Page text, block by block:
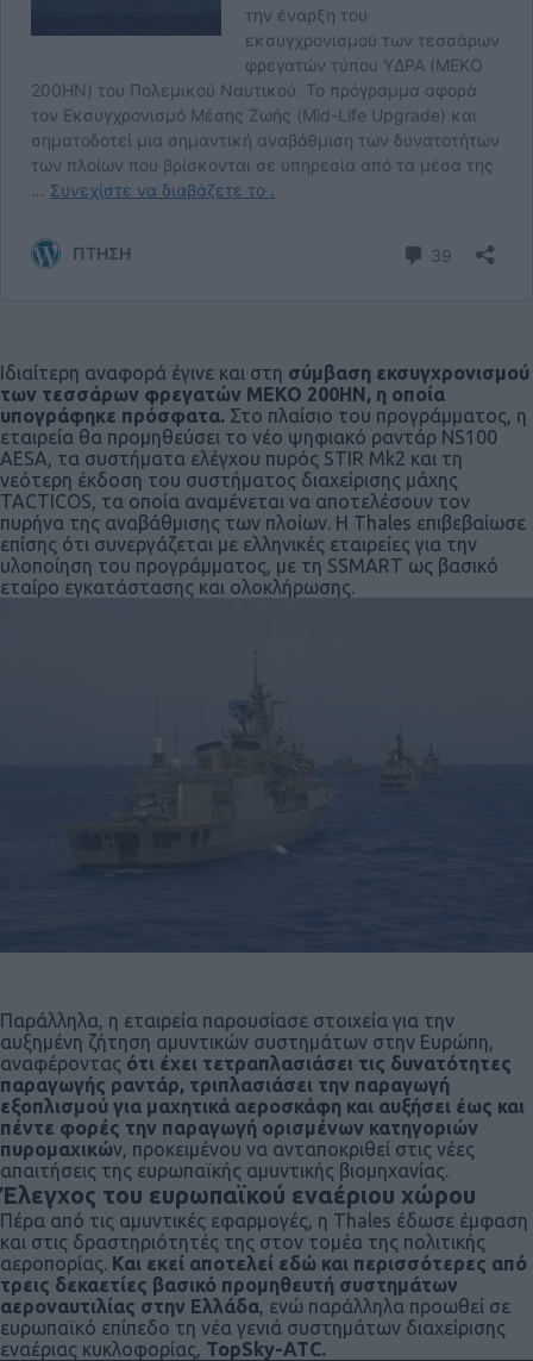
Ιδιαίτερη αναφορά έγινε και στη σύμβαση εκσυγχρονισμού
των τεσσάρων φρεγατών ΜΕΚΟ 200ΗΝ, η οποία
υπογράφηκε πρόσφατα. Στο πλαίσιο του προγράμματος, η
εταιρεία θα προμηθεύσει το νέο ψηφιακό ραντάρ NS100
AESA, τα συστήματα ελέγχου πυρός STIR Mk2 και τη
νεότερη έκδοση του συστήματος διαχείρισης μάχης
TACTICOS, τα οποία αναμένεται να αποτελέσουν τον
πυρήνα της αναβάθμισης των πλοίων. Η Thales επιβεβαίωσε
επίσης ότι συνεργάζεται με ελληνικές εταιρείες για την
υλοποίηση του προγράμματος, με τη SSMART ως βασικό
εταίρο εγκατάστασης και ολοκλήρωσης.
Παράλληλα, η εταιρεία παρουσίασε στοιχεία για την
αυξημένη ζήτηση αμυντικών συστημάτων στην Ευρώπη,
αναφέροντας ότι έχει τετραπλασιάσει τις δυνατότητες
παραγωγής ραντάρ, τριπλασιάσει την παραγωγή
εξοπλισμού για μαχητικά αεροσκάφη και αυξήσει έως και
πέντε φορές την παραγωγή ορισμένων κατηγοριών
πυρομαχικών, προκειμένου να ανταποκριθεί στις νέες
απαιτήσεις της ευρωπαϊκής αμυντικής βιομηχανίας.
Έλεγχος του ευρωπαϊκού εναέριου χώρου
Πέρα από τις αμυντικές εφαρμογές, η Thales έδωσε έμφαση
και στις δραστηριότητές της στον τομέα της πολιτικής
αεροπορίας. Και εκεί αποτελεί εδώ και περισσότερες από
τρεις δεκαετίες βασικό προμηθευτή συστημάτων
αεροναυτιλίας στην Ελλάδα, ενώ παράλληλα προωθεί σε
ευρωπαϊκό επίπεδο τη νέα γενιά συστημάτων διαχείρισης
εναέριας κυκλοφορίας, TopSky-ATC.